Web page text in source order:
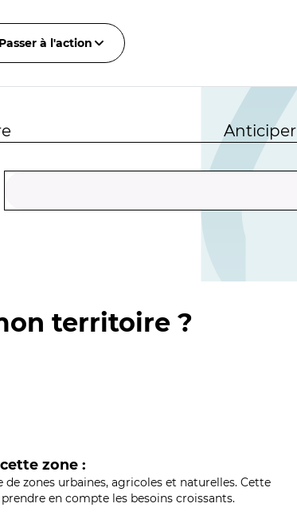
Passer à l'action
Anticiper
territoire ?
zone :
zones urbaines, agricoles et naturelles. Cette
en compte les besoins croissants.